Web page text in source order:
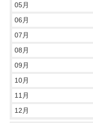
05月
06月
07月
08月
09月
10月
11月
12月